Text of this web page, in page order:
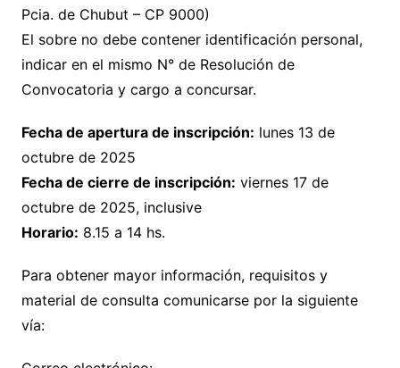
Pcia. de Chubut – CP 9000)
El sobre no debe contener identificación personal,
indicar en el mismo N° de Resolución de
Convocatoria y cargo a concursar.
Fecha de apertura de inscripción: lunes 13 de
octubre de 2025
Fecha de cierre de inscripción: viernes 17 de
octubre de 2025, inclusive
Horario: 8.15 a 14 hs.
Para obtener mayor información, requisitos y
material de consulta comunicarse por la siguiente
vía: